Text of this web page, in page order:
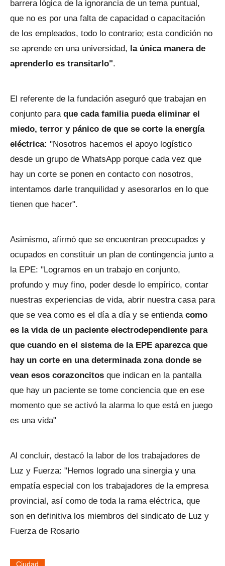
barrera lógica de la ignorancia de un tema puntual,
que no es por una falta de capacidad o capacitación
de los empleados, todo lo contrario; esta condición no
se aprende en una universidad, la única manera de
aprenderlo es transitarlo".
El referente de la fundación aseguró que trabajan en
conjunto para que cada familia pueda eliminar el
miedo, terror y pánico de que se corte la energía
eléctrica: "Nosotros hacemos el apoyo logístico
desde un grupo de WhatsApp porque cada vez que
hay un corte se ponen en contacto con nosotros,
intentamos darle tranquilidad y asesorarlos en lo que
tienen que hacer".
Asimismo, afirmó que se encuentran preocupados y
ocupados en constituir un plan de contingencia junto a
la EPE: "Logramos en un trabajo en conjunto,
profundo y muy fino, poder desde lo empírico, contar
nuestras experiencias de vida, abrir nuestra casa para
que se vea como es el día a día y se entienda como
es la vida de un paciente electrodependiente para
que cuando en el sistema de la EPE aparezca que
hay un corte en una determinada zona donde se
vean esos corazoncitos que indican en la pantalla
que hay un paciente se tome conciencia que en ese
momento que se activó la alarma lo que está en juego
es una vida"
Al concluir, destacó la labor de los trabajadores de
Luz y Fuerza: "Hemos logrado una sinergia y una
empatía especial con los trabajadores de la empresa
provincial, así como de toda la rama eléctrica, que
son en definitiva los miembros del sindicato de Luz y
Fuerza de Rosario
Ciudad